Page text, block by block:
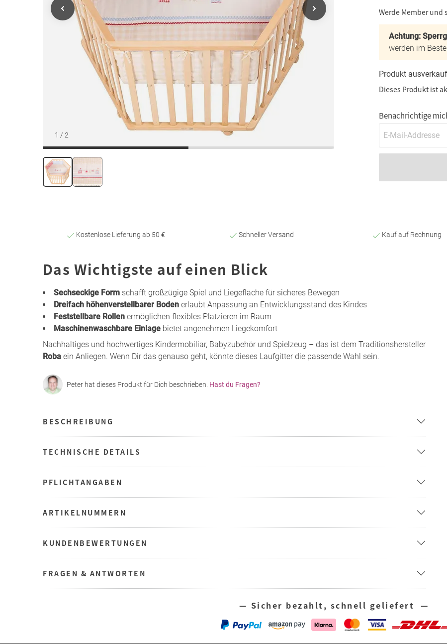
1 / 2
Werde Member und
Achtung:
werden im
Produkt
Dieses Produkt ist
Benachrichtige
Kostenlose Lieferung ab 50 € Schneller Versand Kauf auf Rechnung
Das Wichtigste auf einen Blick
Sechseckige Form schafft großzügige Spiel und Liegefläche für sicheres Bewegen
Dreifach höhenverstellbarer Boden erlaubt Anpassung an Entwicklungsstand des Kindes
Feststellbare Rollen ermöglichen flexibles Platzieren im Raum
Maschinenwaschbare Einlage bietet angenehmen Liegekomfort
Nachhaltiges und hochwertiges Kindermobiliar, Babyzubehör und Spielzeug – das ist dem Traditionshersteller
Roba ein Anliegen. Wenn Dir das genauso geht, könnte dieses Laufgitter die passende Wahl sein.
Peter hat dieses Produkt für Dich beschrieben. Hast du Fragen?
BESCHREIBUNG
TECHNISCHE DETAILS
PFLICHTANGABEN
ARTIKELNUMMERN
KUNDENBEWERTUNGEN
FRAGEN & ANTWORTEN
— Sicher bezahlt, schnell geliefert —